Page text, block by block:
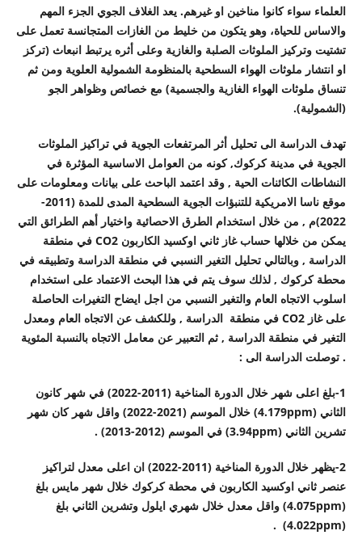
العلماء سواء كانوا مناخين او غيرهم. يعد الغلاف الجوي الجزء المهم
والاساس للحياة، وهو يتكون من خليط من الغازات المتجانسة تعمل على
تشتيت وتركيز الملوثات الصلبة والغازية وعلى أثره يرتبط انبعاث (تركز
او انتشار ملوثات الهواء السطحية بالمنظومة الشمولية العلوية ومن ثم
تنساق ملوثات الهواء الغازية والجسمية) مع خصائص وظواهر الجو
(الشمولية).
تهدف الدراسة الى تحليل أثر المرتفعات الجوية في تراكيز الملوثات
الجوية في مدينة كركوك, كونه من العوامل الاساسية المؤثرة في
النشاطات الكائنات الحية , وقد اعتمد الباحث على بيانات ومعلومات على
موقع ناسا الامريكية للتنبؤات الجوية السطحية المدى للمدة (2011-
2022)م , من خلال استخدام الطرق الاحصائية واختيار أهم الطرائق التي
يمكن من خلالها حساب غاز ثاني اوكسيد الكاربون CO2في منطقة
الدراسة , وبالتالي تحليل التغير النسبي في منطقة الدراسة وتطبيقه في
محطة كركوك , لذلك سوف يتم في هذا البحث الاعتماد على استخدام
اسلوب الاتجاه العام والتغير النسبي من اجل ايضاح التغيرات الحاصلة
على غاز CO2في منطقة الدراسة , وللكشف عن الاتجاه العام ومعدل
التغير في منطقة الدراسة , ثم التعبير عن معامل الاتجاه بالنسبة المئوية
. توصلت الدراسة الى :
1-بلغ اعلى شهر خلال الدورة المناخية (2011-2022) في شهر كانون
الثاني (4.179ppm
) خلال الموسم (2021-2022) واقل شهر كان شهر
تشرين الثاني (3.94ppm) في الموسم (2012-2013) .
2-يظهر خلال الدورة المناخية (2011-2022) ان اعلى معدل لتراكيز
عنصر ثاني اوكسيد الكاربون في محطة كركوك خلال شهر مايس بلغ
(
4.075ppm) واقل معدل خلال شهري ايلول وتشرين الثاني بلغ
(
4.022ppm
) .